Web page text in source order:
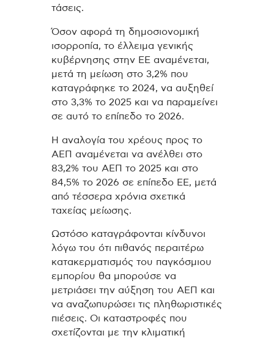
τάσεις.
Όσον αφορά τη δημοσιονομική
ισορροπία, το έλλειμα γενικής
κυβέρνησης στην ΕΕ αναμένεται,
μετά τη μείωση στο 3,2% που
καταγράφηκε το 2024, να αυξηθεί
στο 3,3% το 2025 και να παραμείνει
σε αυτό το επίπεδο το 2026.
Η αναλογία του χρέους προς το
ΑΕΠ αναμένεται να ανέλθει στο
83,2% του ΑΕΠ το 2025 και στο
84,5% το 2026 σε επίπεδο ΕΕ, μετά
από τέσσερα χρόνια σχετικά
ταχείας μείωσης.
Ωστόσο καταγράφονται κίνδυνοι
λόγω του ότι πιθανός περαιτέρω
κατακερματισμός του παγκόσμιου
εμπορίου θα μπορούσε να
μετριάσει την αύξηση του ΑΕΠ και
να αναζωπυρώσει τις πληθωριστικές
πιέσεις. Οι καταστροφές που
σχετίζονται με την κλιματική